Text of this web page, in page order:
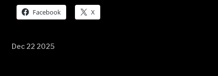
Facebook X
Dec 22 2025